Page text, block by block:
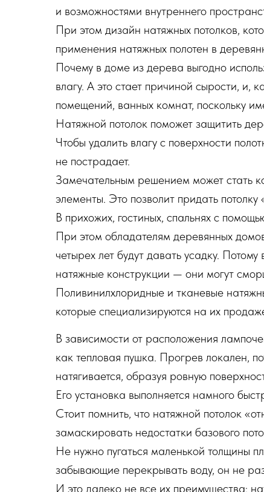
и возможностями внутреннего
При этом дизайн натяжных потолков,
применения натяжных полотен в
Почему в доме из дерева выгодно
влагу. А это стает причиной сырости,
помещений, ванных комнат, поскольку
Натяжной потолок поможет защитить
Чтобы удалить влагу с поверхности
не пострадает.
Замечательным решением может стать
элементы. Это позволит придать
В прихожих, гостиных, спальнях с
При этом обладателям деревянных
четырех лет будут давать усадку.
натяжные конструкции — они могут
Поливинилхлоридные и тканевые
которые специализируются на их
В зависимости от расположения
как тепловая пушка. Прогрев локален,
натягивается, образуя ровную
Его установка выполняется намного
Стоит помнить, что натяжной потолок
замаскировать недостатки базового
Не нужно пугаться маленькой толщины
забывающие перекрывать воду, он не
И это далеко не все их преимущества;